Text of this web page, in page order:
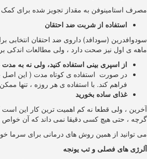
مصرف استامینوفن به مقداز تجویز شده برای کمک
استفاده از شربت ضد احتقان
سودوافدرین (سودافد) داروی ضد احتقان انتخابی
ماهه ی اول نیز صحت دارد ، ولی مطالعات
از اسپری بینی استفاده کنید، ولی نه به
در صورت استفاده ی کوتاه مدت ( این اصل
فراهم کند. با استفاده ی هر روزه ، تنها
غذای ساده بخورید
آخرین ، ولی قطعا نه کم اهمیت ترین کار این
گرچه ، حتی هیچ کسی دقیقا نمی داند که آن
می توانید از همین روش های درمانی برای سرما
آلرژی های فصلی و تب یونجه